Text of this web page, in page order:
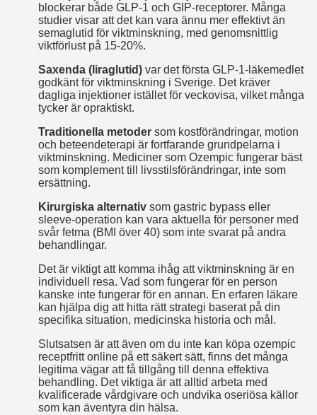
blockerar både GLP-1 och GIP-receptorer. Många
studier visar att det kan vara ännu mer effektivt än
semaglutid för viktminskning, med genomsnittlig
viktförlust på 15-20%.
Saxenda (liraglutid)var det första GLP-1-läkemedlet
godkänt för viktminskning i Sverige. Det kräver
dagliga injektioner istället för veckovisa, vilket många
tycker är opraktiskt.
Traditionella metodersom kostförändringar, motion
och beteendeterapi är fortfarande grundpelarna i
viktminskning. Mediciner som Ozempic fungerar bäst
som komplement till livsstilsförändringar, inte som
ersättning.
Kirurgiska alternativsom gastric bypass eller
sleeve-operation kan vara aktuella för personer med
svår fetma (BMI över 40) som inte svarat på andra
behandlingar.
Det är viktigt att komma ihåg att viktminskning är en
individuell resa. Vad som fungerar för en person
kanske inte fungerar för en annan. En erfaren läkare
kan hjälpa dig att hitta rätt strategi baserat på din
specifika situation, medicinska historia och mål.
Slutsatsen är att även om du inte kan köpa ozempic
receptfritt online på ett säkert sätt, finns det många
legitima vägar att få tillgång till denna effektiva
behandling. Det viktiga är att alltid arbeta med
kvalificerade vårdgivare och undvika oseriösa källor
som kan äventyra din hälsa.